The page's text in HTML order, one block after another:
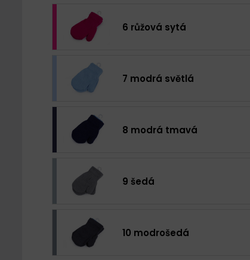
6 růžová sytá
7 modrá světlá
8 modrá tmavá
9 šedá
10 modrošedá